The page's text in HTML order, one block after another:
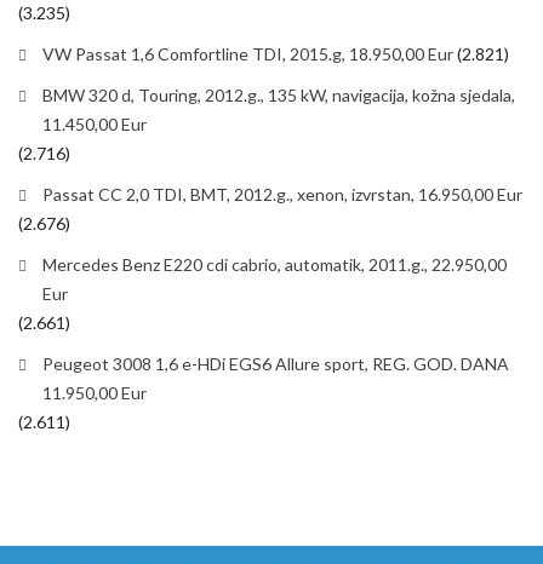
(3.235)
VW Passat 1,6 Comfortline TDI, 2015.g, 18.950,00 Eur(2.821)
BMW 320 d, Touring, 2012.g., 135 kW, navigacija, kožna sjedala,
11.450,00 Eur
(2.716)
Passat CC 2,0 TDI, BMT, 2012.g., xenon, izvrstan, 16.950,00 Eur
(2.676)
Mercedes Benz E220 cdi cabrio, automatik, 2011.g., 22.950,00
Eur
(2.661)
Peugeot 3008 1,6 e-HDi EGS6 Allure sport, REG. GOD. DANA
11.950,00 Eur
(2.611)